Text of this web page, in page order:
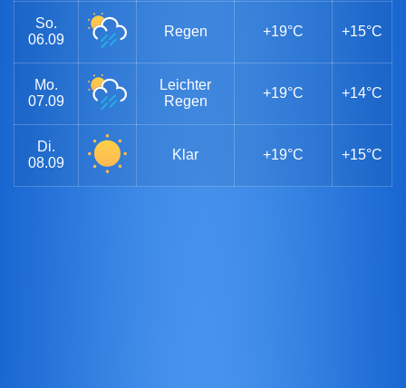
So.
06.09
Regen +19°C +15°C
Mo.
07.09
Leichter
Regen
+19°C +14°C
Di.
08.09
Klar +19°C +15°C